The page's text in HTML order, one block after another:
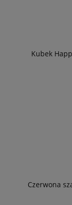
Kubek
Czerwona